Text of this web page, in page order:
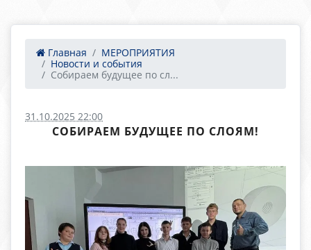
Главная
МЕРОПРИЯТИЯ
Новости и события
Собираем будущее по сл...
31.10.2025 22:00
СОБИРАЕМ БУДУЩЕЕ ПО СЛОЯМ!